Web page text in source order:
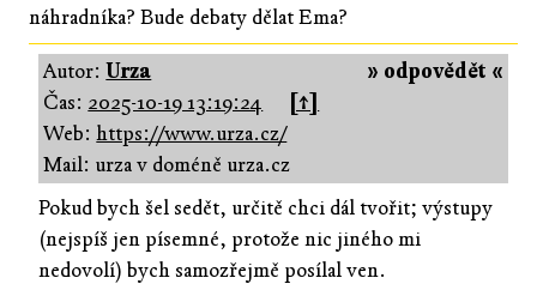
náhradníka? Bude debaty dělat Ema?
» odpovědět «
Autor:Urza
Čas: 2025-10-19 13:19:24
[↑]
Web:https://www.urza.cz/
Mail: urza v doméně urza.cz
Pokud bych šel sedět, určitě chci dál tvořit; výstupy
(nejspíš jen písemné, protože nic jiného mi
nedovolí) bych samozřejmě posílal ven.